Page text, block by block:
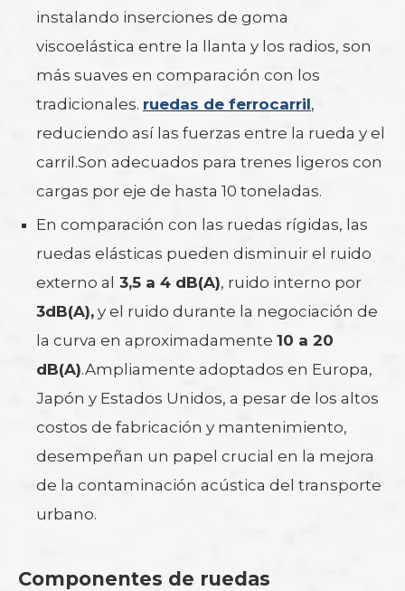
instalando inserciones de goma
viscoelástica entre la llanta y los radios, son
más suaves en comparación con los
tradicionales. ruedas de ferrocarril,
reduciendo así las fuerzas entre la rueda y el
carril.Son adecuados para trenes ligeros con
cargas por eje de hasta 10 toneladas.
En comparación con las ruedas rígidas, las
ruedas elásticas pueden disminuir el ruido
externo al 3,5 a 4 dB(A), ruido interno por
3dB(A), y el ruido durante la negociación de
la curva en aproximadamente 10 a 20
dB(A).Ampliamente adoptados en Europa,
Japón y Estados Unidos, a pesar de los altos
costos de fabricación y mantenimiento,
desempeñan un papel crucial en la mejora
de la contaminación acústica del transporte
urbano.
Componentes de ruedas